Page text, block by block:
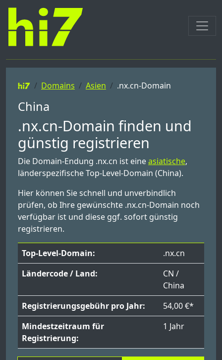
Domains Asien .nx.cn-Domain
China
.nx.cn-Domain finden und
günstig registrieren
Die Domain-Endung .nx.cn ist eineasiatische,
länderspezifische Top-Level-Domain (China).
Hier können Sie schnell und unverbindlich
prüfen, ob Ihre gewünschte .nx.cn-Domain noch
verfügbar ist und diese ggf. sofort günstig
registrieren.
Top-Level-Domain:
.nx.cn
Ländercode / Land:
CN /
China
Registrierungsgebühr pro Jahr:
54,00 €*
Mindestzeitraum für
Registrierung:
1 Jahr